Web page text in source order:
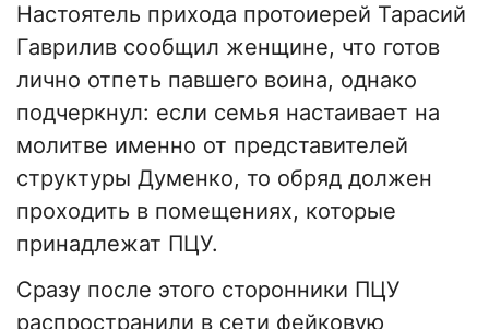
Настоятель прихода протоиерей Тарасий
Гаврилив сообщил женщине, что готов
лично отпеть павшего воина, однако
подчеркнул: если семья настаивает на
молитве именно от представителей
структуры Думенко, то обряд должен
проходить в помещениях, которые
принадлежат ПЦУ.
Сразу после этого сторонники ПЦУ
распространили в сети фейковую